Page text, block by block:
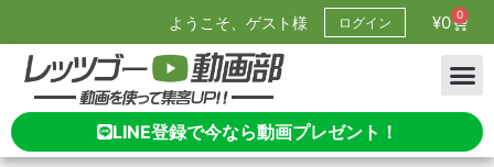
ようこそ、ゲスト様 ログイン ¥0 0
LINE登録で今なら動画プレゼント！